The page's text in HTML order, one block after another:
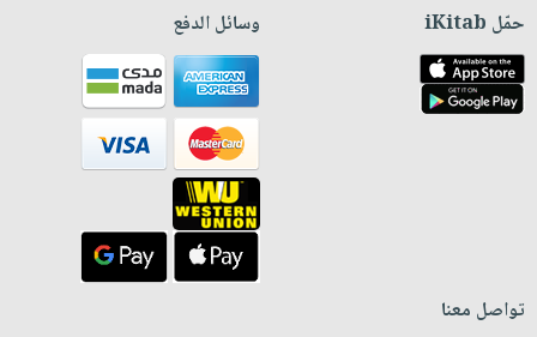
حمّل iKitab وسائل الدفع
تواصل معنا